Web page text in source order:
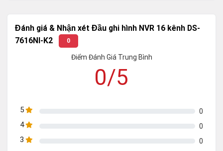
Đánh giá & Nhận xét Đầu ghi hình NVR 16 kênh DS-
7616NI-K2
0
Điểm Đánh Giá Trung Bình
0/5
5 0
4 0
3 0